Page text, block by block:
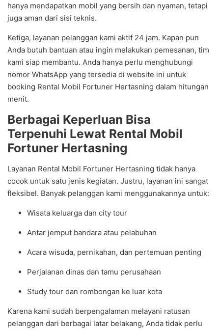
hanya mendapatkan mobil yang bersih dan nyaman, tetapi
juga aman dari sisi teknis.
Ketiga, layanan pelanggan kami aktif 24 jam. Kapan pun
Anda butuh bantuan atau ingin melakukan pemesanan, tim
kami siap membantu. Anda hanya perlu menghubungi
nomor WhatsApp yang tersedia di website ini untuk
booking Rental Mobil Fortuner Hertasning dalam hitungan
menit.
Berbagai Keperluan Bisa
Terpenuhi Lewat Rental Mobil
Fortuner Hertasning
Layanan Rental Mobil Fortuner Hertasning tidak hanya
cocok untuk satu jenis kegiatan. Justru, layanan ini sangat
fleksibel. Banyak pelanggan kami menggunakannya untuk:
Wisata keluarga dan city tour
Antar jemput bandara atau pelabuhan
Acara wisuda, pernikahan, dan pertemuan penting
Perjalanan dinas dan tamu perusahaan
Study tour dan rombongan ke luar kota
Karena kami sudah berpengalaman melayani ratusan
pelanggan dari berbagai latar belakang, Anda tidak perlu